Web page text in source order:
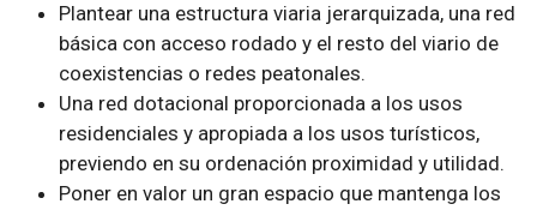
Plantear una estructura viaria jerarquizada, una red
básica con acceso rodado y el resto del viario de
coexistencias o redes peatonales.
Una red dotacional proporcionada a los usos
residenciales y apropiada a los usos turísticos,
previendo en su ordenación proximidad y utilidad.
Poner en valor un gran espacio que mantenga los